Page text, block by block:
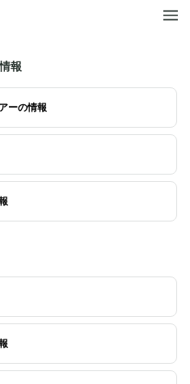
報
ーの情報